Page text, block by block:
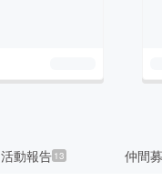
活動報告 13 仲間